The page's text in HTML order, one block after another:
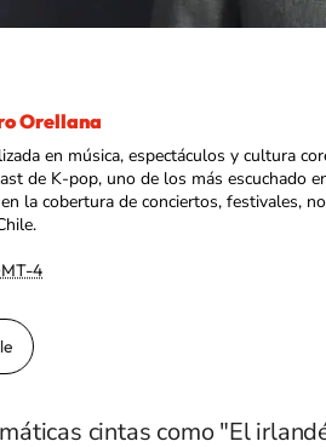
Orellana
en música, espectáculos y cultura
de K-pop, uno de los más escuchado
la cobertura de conciertos, festivales,
4
cintas como "El